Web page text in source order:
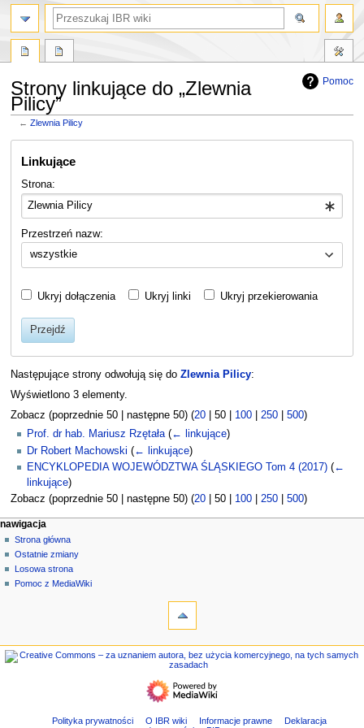
Pomoc
Strony linkujące do „Zlewnia
Pilicy”
←Zlewnia Pilicy
Linkujące
Strona:
Przestrzeń nazw:
wszystkie
Ukryj dołączenia Ukryj linki Ukryj przekierowania
Przejdź
Następujące strony odwołują się do Zlewnia Pilicy:
Wyświetlono 3 elementy.
Zobacz (poprzednie 50| następne 50) (20| 50| 100| 250| 500)
Prof. dr hab. Mariusz Rzętała (← linkujące)
Dr Robert Machowski (← linkujące)
ENCYKLOPEDIA WOJEWÓDZTWA ŚLĄSKIEGO Tom 4 (2017) (←
linkujące)
Zobacz (poprzednie 50| następne 50) (20| 50| 100| 250| 500)
M
e
n
u
i
g
działania na stronie
strona
dyskusja
czytaj
kod
narzędzia osobiste
zaloguj
się
nawigacja
Strona główna
Ostatnie zmiany
Losowa strona
Pomoc z MediaWiki
szukaj
do
nawigacja
Strona
Polityka prywatności O IBR wiki Informacje prawne
Deklaracja